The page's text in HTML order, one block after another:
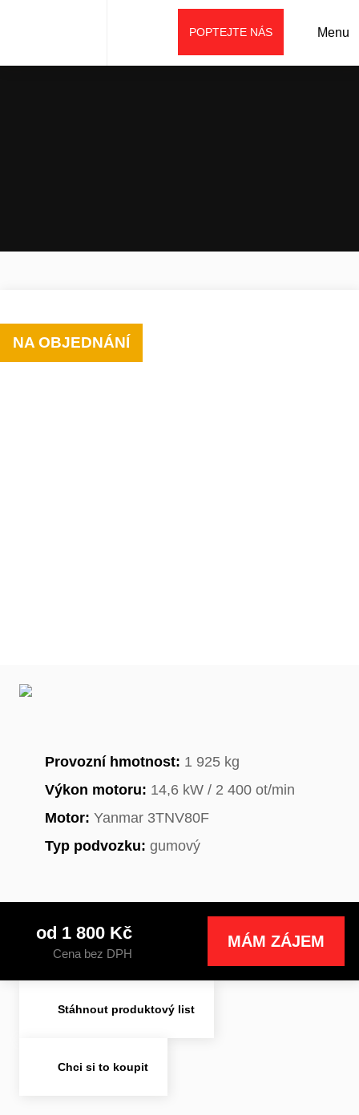
Menu
POPTEJTE NÁS
NA OBJEDNÁNÍ
Provozní hmotnost: 1 925 kg
Výkon motoru: 14,6 kW / 2 400 ot/min
Motor: Yanmar 3TNV80F
Typ podvozku: gumový
od 1 800 Kč
Cena bez DPH
MÁM ZÁJEM
Stáhnout produktový list
Chci si to koupit